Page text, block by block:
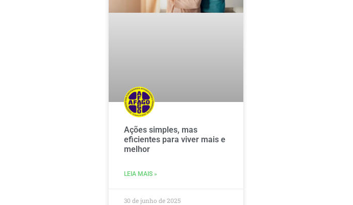
Ações simples, mas
eficientes para viver mais e
melhor
LEIA MAIS »
30 de junho de 2025